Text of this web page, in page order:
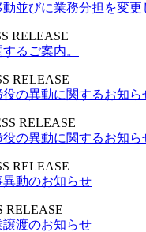
並びに業務分担を変更
RELEASE
るご案内。
RELEASE
役の異動に関するお知ら
RELEASE
役の異動に関するお知ら
RELEASE
異動のお知らせ
RELEASE
譲渡のお知らせ